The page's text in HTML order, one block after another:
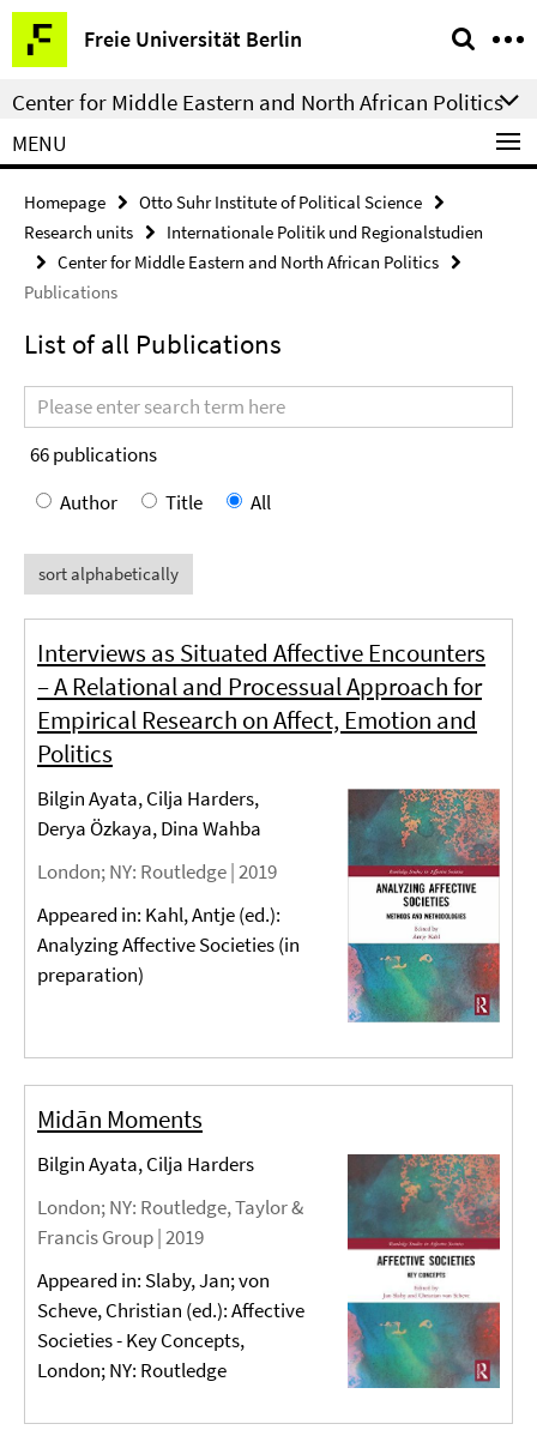
Springe
direkt
zu
Inhalt
Freie Universität Berlin
Service
Navigation
Center for Middle Eastern and North African Politics
MENU
Homepage
Otto Suhr Institute of Political Science
Research units
Internationale Politik und Regionalstudien
Center for Middle Eastern and North African Politics
Publications
List of all Publications
Search
terms
66publications
Author
Title All
sort alphabetically
Interviews as Situated Affective Encounters
– A Relational and Processual Approach for
Empirical Research on Affect, Emotion and
Politics
Bilgin Ayata, Cilja Harders,
Derya Özkaya, Dina Wahba
London; NY: Routledge |2019
Appeared in: Kahl, Antje (ed.):
Analyzing Affective Societies (in
preparation)
Midān Moments
Bilgin Ayata, Cilja Harders
London; NY: Routledge, Taylor &
Francis Group |2019
Appeared in: Slaby, Jan; von
Scheve, Christian (ed.): Affective
Societies - Key Concepts,
London; NY: Routledge